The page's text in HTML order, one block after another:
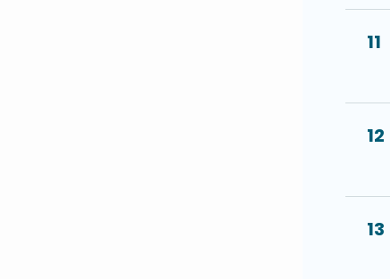
11
12
13